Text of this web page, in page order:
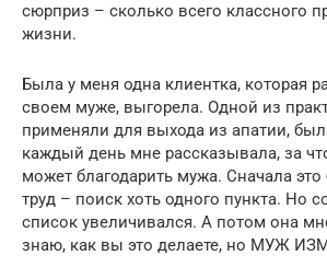
сюрприз – сколько всего классного
жизни.
Была у меня одна клиентка, которая
своем муже, выгорела. Одной из
применяли для выхода из апатии,
каждый день мне рассказывала, за
может благодарить мужа. Сначала
труд – поиск хоть одного пункта. Но
список увеличивался. А потом она
знаю, как вы это делаете, но МУЖ